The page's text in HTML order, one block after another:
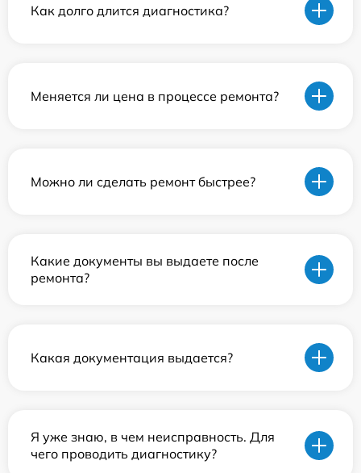
Как долго длится диагностика?
Меняется ли цена в процессе ремонта?
Можно ли сделать ремонт быстрее?
Какие документы вы выдаете после
ремонта?
Какая документация выдается?
Я уже знаю, в чем неисправность. Для
чего проводить диагностику?